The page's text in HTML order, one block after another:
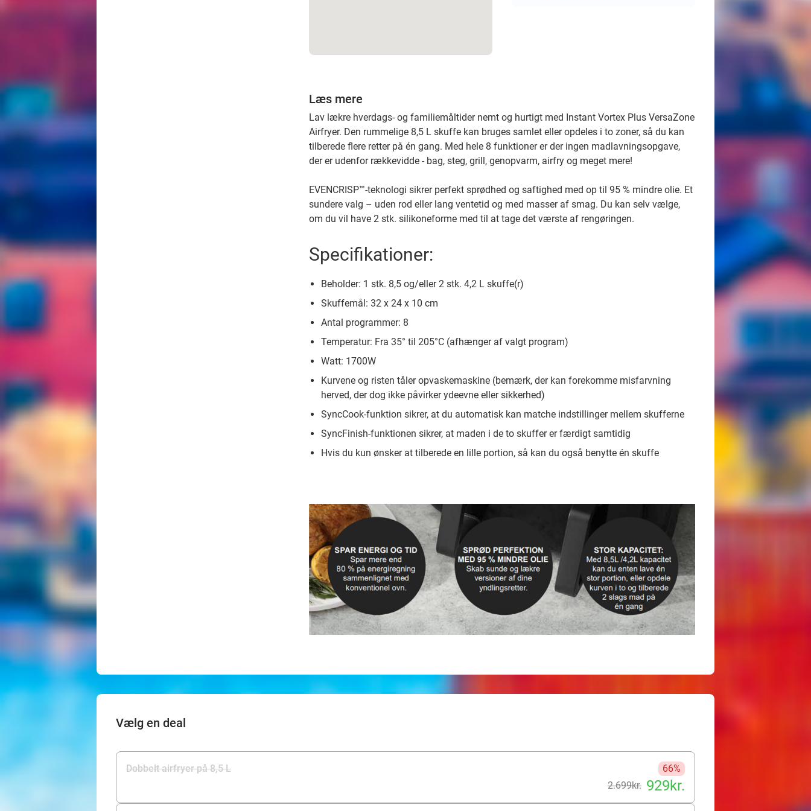
Læs mere
Lav lækre hverdags- og familiemåltider nemt og hurtigt med Instant Vortex Plus VersaZone
Airfryer. Den rummelige 8,5 L skuffe kan bruges samlet eller opdeles i to zoner, så du kan
tilberede flere retter på én gang. Med hele 8 funktioner er der ingen madlavningsopgave,
der er udenfor rækkevidde - bag, steg, grill, genopvarm, airfry og meget mere!
EVENCRISP™-teknologi sikrer perfekt sprødhed og saftighed med op til 95 % mindre olie. Et
sundere valg – uden rod eller lang ventetid og med masser af smag. Du kan selv vælge,
om du vil have 2 stk. silikoneforme med til at tage det værste af rengøringen.
Specifikationer:
Beholder: 1 stk. 8,5 og/eller 2 stk. 4,2 L skuffe(r)
Skuffemål: 32 x 24 x 10 cm
Antal programmer: 8
Temperatur: Fra 35° til 205°C (afhænger af valgt program)
Watt: 1700W
Kurvene og risten tåler opvaskemaskine (bemærk, der kan forekomme misfarvning
herved, der dog ikke påvirker ydeevne eller sikkerhed)
SyncCook-funktion sikrer, at du automatisk kan matche indstillinger mellem skufferne
SyncFinish-funktionen sikrer, at maden i de to skuffer er færdigt samtidig
Hvis du kun ønsker at tilberede en lille portion, så kan du også benytte én skuffe
Vælg en deal
Dobbelt airfryer på 8,5 L
66%
2.699kr. 929kr.